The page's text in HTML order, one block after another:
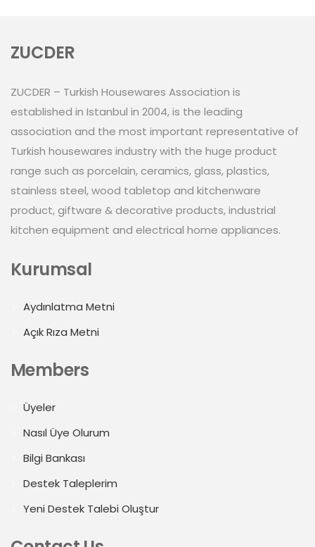
ZUCDER
ZUCDER – Turkish Housewares Association is
established in Istanbul in 2004, is the leading
association and the most important representative of
Turkish housewares industry with the huge product
range such as porcelain, ceramics, glass, plastics,
stainless steel, wood tabletop and kitchenware
product, giftware & decorative products, industrial
kitchen equipment and electrical home appliances.
Kurumsal
Aydınlatma Metni
Açık Rıza Metni
Members
Üyeler
Nasıl Üye Olurum
Bilgi Bankası
Destek Taleplerim
Yeni Destek Talebi Oluştur